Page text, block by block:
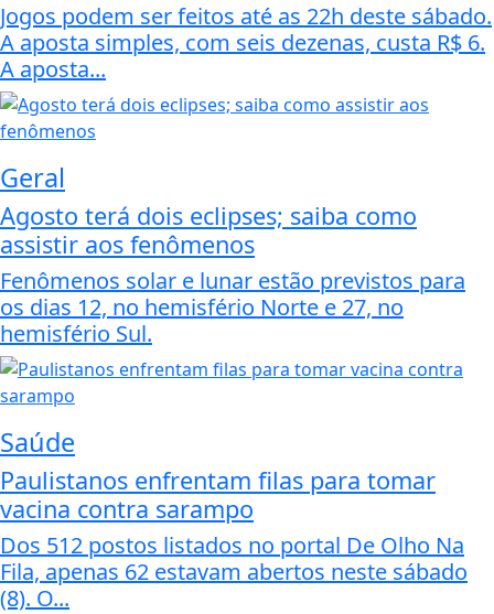
Jogos podem ser feitos até as 22h deste sábado.
A aposta simples, com seis dezenas, custa R$ 6.
A aposta...
Geral
Agosto terá dois eclipses; saiba como
assistir aos fenômenos
Fenômenos solar e lunar estão previstos para
os dias 12, no hemisfério Norte e 27, no
hemisfério Sul.
Saúde
Paulistanos enfrentam filas para tomar
vacina contra sarampo
Dos 512 postos listados no portal De Olho Na
Fila, apenas 62 estavam abertos neste sábado
(8). O...